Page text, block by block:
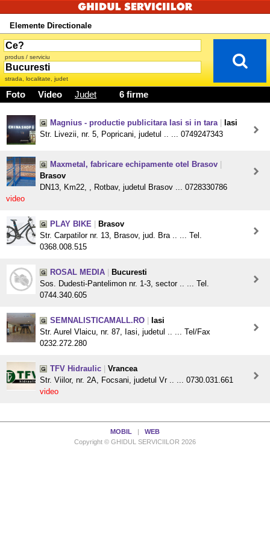
Elemente Directionale
produs / serviciu
strada, localitate, judet
Foto Video Judet 6 firme
Magnius - productie publicitara Iasi si in tara
Iasi
Str. Livezii, nr. 5, Popricani, judetul .. ... 0749247343
Maxmetal, fabricare echipamente otel Brasov
Brasov
DN13, Km22, , Rotbav, judetul Brasov ... 0728330786
video
PLAY BIKE
Brasov
Str. Carpatilor nr. 13, Brasov, jud. Bra .. ... Tel.
0368.008.515
ROSAL MEDIA
Bucuresti
Sos. Dudesti-Pantelimon nr. 1-3, sector .. ... Tel.
0744.340.605
SEMNALISTICAMALL.RO
Iasi
Str. Aurel Vlaicu, nr. 87, Iasi, judetul .. ... Tel/Fax
0232.272.280
TFV Hidraulic
Vrancea
Str. Viilor, nr. 2A, Focsani, judetul Vr .. ... 0730.031.661
video
MOBIL
WEB
Copyright © GHIDUL SERVICIILOR 2026